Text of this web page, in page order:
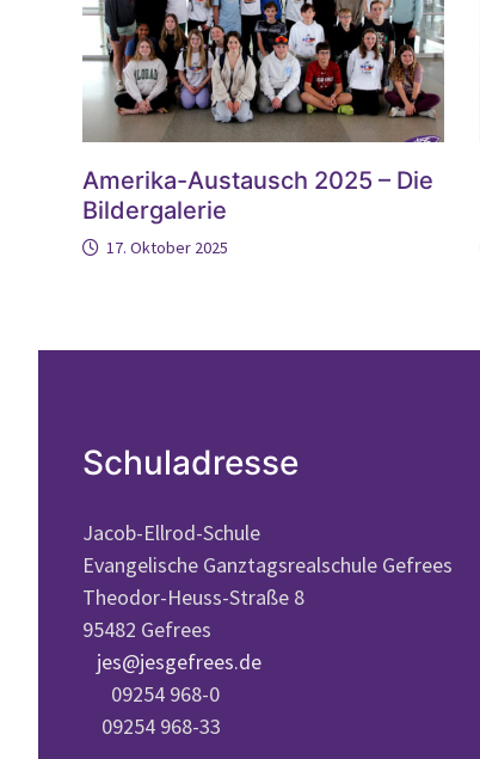
Amerika-Austausch 2025 – Die
Bildergalerie
17. Oktober 2025
Schuladresse
Jacob-Ellrod-Schule
Evangelische Ganztagsrealschule Gefrees
Theodor-Heuss-Straße 8
95482 Gefrees
jes@jesgefrees.de
09254 968-0
09254 968-33